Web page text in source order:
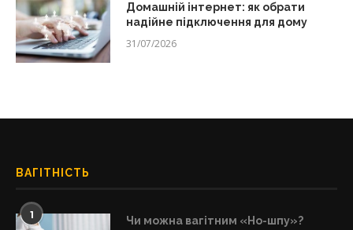
Домашній інтернет: як обрати
надійне підключення для дому
31/07/2026
ВАГІТНІСТЬ
1 Чи можна вагітним «Но-шпу»?